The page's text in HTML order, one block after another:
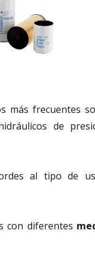
más frecuentes
de
al tipo de
con diferentes